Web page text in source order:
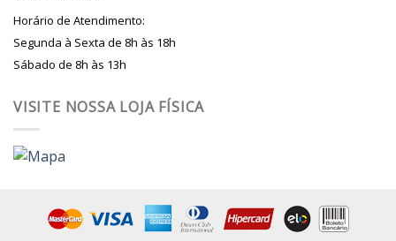
Horário de Atendimento:
Segunda à Sexta de 8h às 18h
Sábado de 8h às 13h
VISITE NOSSA LOJA FÍSICA